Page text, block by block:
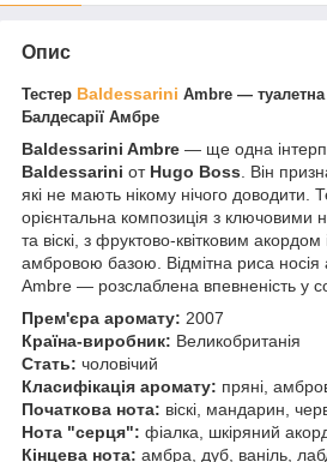
Опис
Тестер Baldessarini Ambre —
Балдесарії Амбре
Baldessarini Ambre — ще одна
Baldessarini от Hugo Boss . Він
які не мають нікому нічого доводити.
орієнтальна композиція з ключовими
та віскі, з фруктово-квітковим
амбровою базою. Відмітна риса
Ambre — розслаблена впевненість у
Прем'єра аромату: 2007
Країна-виробник: Великобританія
Стать: чоловічий
Класифікація аромату: пряні,
Початкова нота: віскі, мандарин,
Нота "серця": фіалка, шкіряний
Кінцева нота: амбра, дуб, ваніль,